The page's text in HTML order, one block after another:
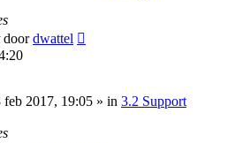
doordwattel
2017, 19:05 » in 3.2 Support